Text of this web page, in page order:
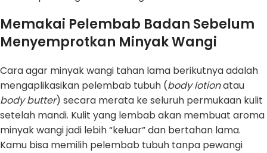
Memakai Pelembab Badan Sebelum
Menyemprotkan Minyak Wangi
Cara agar minyak wangi tahan lama berikutnya adalah
mengaplikasikan pelembab tubuh (body lotionatau
body butter) secara merata ke seluruh permukaan kulit
setelah mandi. Kulit yang lembab akan membuat aroma
minyak wangi jadi lebih “keluar” dan bertahan lama.
Kamu bisa memilih pelembab tubuh tanpa pewangi